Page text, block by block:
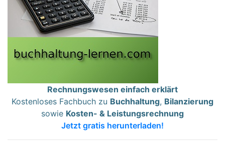
Rechnungswesen einfach erklärt
Kostenloses Fachbuch zu Buchhaltung, Bilanzierung
sowie Kosten- & Leistungsrechnung
Jetzt gratis herunterladen!